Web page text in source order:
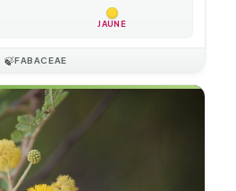
JAUNE
🍃FABACEAE